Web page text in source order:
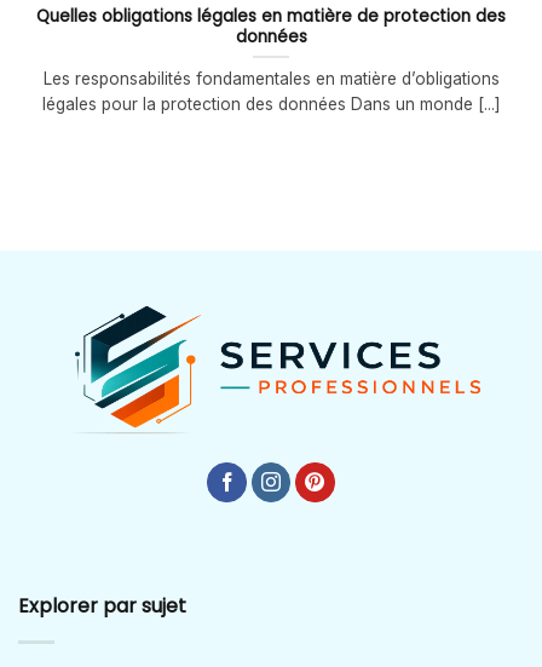
Quelles obligations légales en matière de protection des
données
Les responsabilités fondamentales en matière d’obligations
légales pour la protection des données Dans un monde [...]
Explorer par sujet